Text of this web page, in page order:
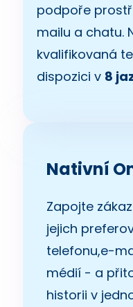
podpoře
mailu a chatu.
kvalifikovaná
dispozici v 8
Nativní
Zapojte
jejich
telefonu,e-
médií - a
historii v